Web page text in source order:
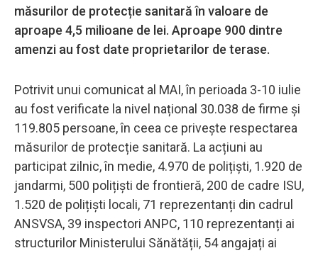
măsurilor de protecție sanitară în valoare de
aproape 4,5 milioane de lei. Aproape 900 dintre
amenzi au fost date proprietarilor de terase.
Potrivit unui comunicat al MAI, în perioada 3-10 iulie
au fost verificate la nivel național 30.038 de firme și
119.805 persoane, în ceea ce privește respectarea
măsurilor de protecție sanitară. La acțiuni au
participat zilnic, în medie, 4.970 de polițiști, 1.920 de
jandarmi, 500 polițiști de frontieră, 200 de cadre ISU,
1.520 de polițiști locali, 71 reprezentanți din cadrul
ANSVSA, 39 inspectori ANPC, 110 reprezentanți ai
structurilor Ministerului Sănătății, 54 angajați ai